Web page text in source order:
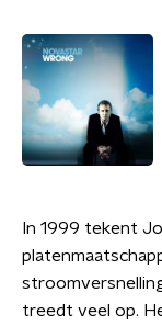
In 1999 tekent
treedt veel op.